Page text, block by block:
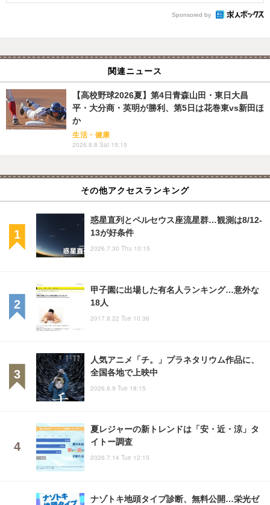
Sponsored by
関連ニュース
【高校野球2026夏】第4日青森山田・東日大昌
平・大分商・英明が勝利、第5日は花巻東vs新田ほ
か
生活・健康
2026.8.8 Sat 15:15
その他アクセスランキング
惑星直列とペルセウス座流星群…観測は8/12-
13が好条件
2026.7.30 Thu 10:15
甲子園に出場した有名人ランキング…意外な
18人
2017.8.22 Tue 10:36
人気アニメ「チ。」プラネタリウム作品に、
全国各地で上映中
2026.6.9 Tue 18:15
夏レジャーの新トレンドは「安・近・涼」タ
イトー調査
2026.7.14 Tue 12:15
ナゾトキ地頭タイプ診断、無料公開…栄光ゼ